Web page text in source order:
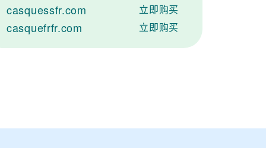
casquessfr.com 立即购买
casquefrfr.com 立即购买